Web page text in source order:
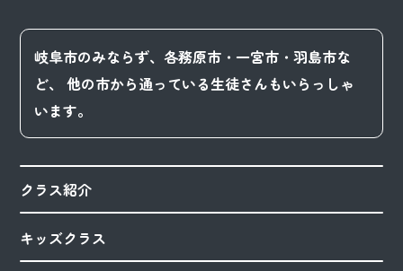
岐阜市のみならず、各務原市・一宮市・羽島市な
ど、 他の市から通っている生徒さんもいらっしゃ
います。
クラス紹介
キッズクラス